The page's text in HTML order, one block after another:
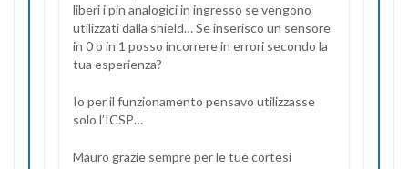
liberi i pin analogici in ingresso se vengono
utilizzati dalla shield… Se inserisco un sensore
in 0 o in 1 posso incorrere in errori secondo la
tua esperienza?
Io per il funzionamento pensavo utilizzasse
solo l’ICSP…
Mauro grazie sempre per le tue cortesi